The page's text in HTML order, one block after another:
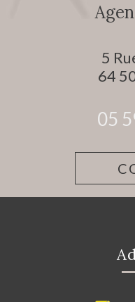
5
64
05